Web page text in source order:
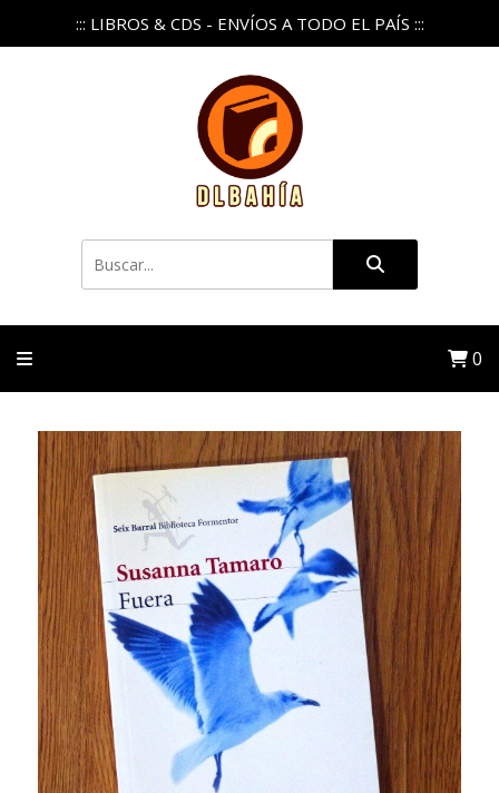
::: LIBROS & CDS - ENVÍOS A TODO EL PAÍS :::
0